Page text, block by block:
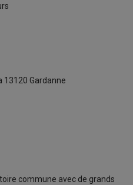
13120 Gardanne
commune avec de grands